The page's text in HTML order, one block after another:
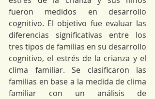
fueron medidos en desarrollo
cognitivo. El objetivo fue evaluar las
diferencias significativas entre los
tres tipos de familias en su desarrollo
cognitivo, el estrés de la crianza y el
clima familiar. Se clasificaron las
familias en base a la medida de clima
familiar con un análisis de